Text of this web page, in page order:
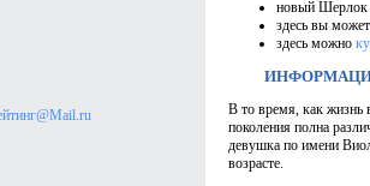
новый
здесь вы
здесь можно
В то время, как жизнь
поколения полна
девушка по имени
возрасте.